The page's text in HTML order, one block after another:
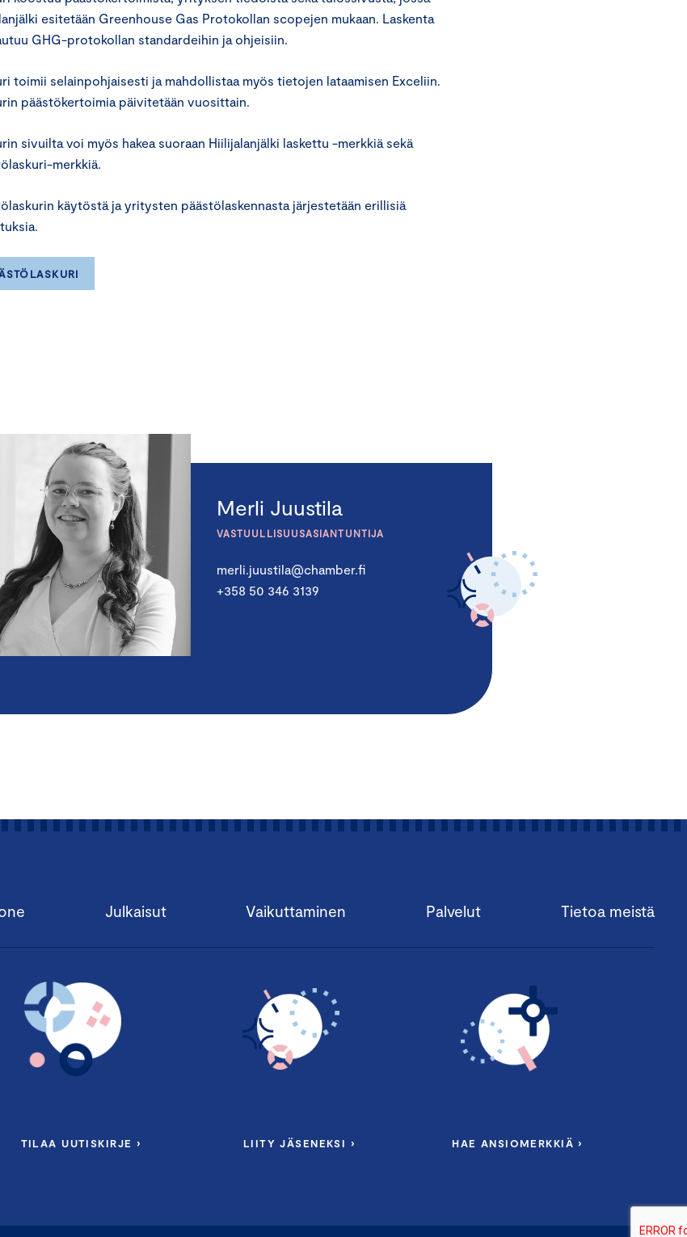
esitetään Greenhouse Gas Protokollan scopejen mukaan. Laskenta
GHG-protokollan standardeihin ja ohjeisiin.
toimii selainpohjaisesti ja mahdollistaa myös tietojen lataamisen Exceliin.
päästökertoimia päivitetään vuosittain.
sivuilta voi myös hakea suoraan Hiilijalanjälki laskettu -merkkiä sekä
merkkiä.
käytöstä ja yritysten päästölaskennasta järjestetään erillisiä
Merli Juustila
VASTUULLISUUSASIANTUNTIJA
merli.juustila@chamber.fi
+358 50 346 3139
Julkaisut Vaikuttaminen Palvelut Tietoa meistä
TILAA UUTISKIRJE › LIITY JÄSENEKSI › HAE ANSIOMERKKIÄ ›